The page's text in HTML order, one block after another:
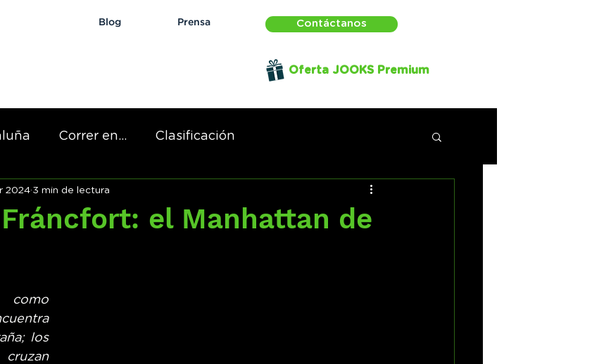
Blog Prensa Contáctanos
Oferta JOOKS Premium
Correr en... Clasificación
el Manhattan de
2024 3 min de lectura
los